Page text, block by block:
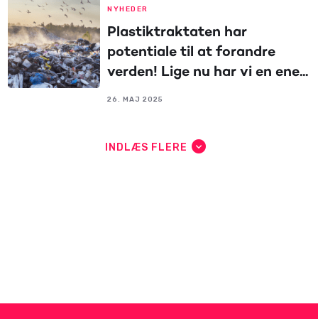
NYHEDER
Plastiktraktaten har
potentiale til at forandre
verden! Lige nu har vi en ene...
26. MAJ 2025
INDLÆS FLERE